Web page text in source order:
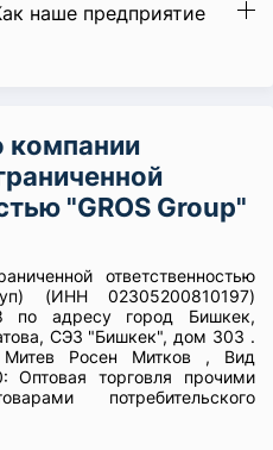
наше предприятие
компании
"GROS Group"
ответственностью
(ИНН 02305200810197)
по адресу город Бишкек,
СЭЗ "Бишкек", дом 303 .
Митев Росен Митков , Вид
Оптовая торговля прочими
потребительского